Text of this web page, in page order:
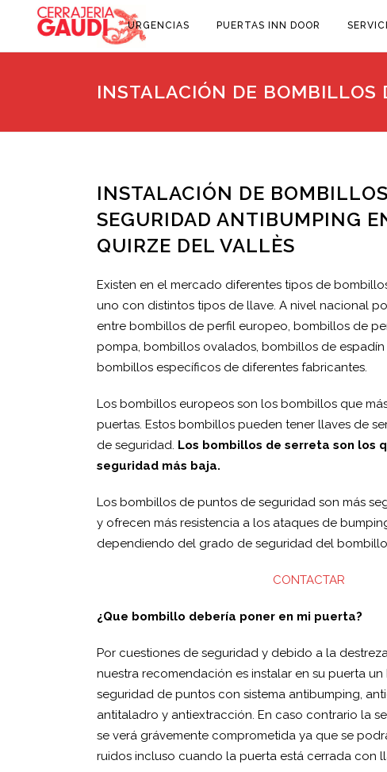
URGENCIAS PUERTAS INN DOOR
INSTALACIÓN DE BOMBILLOS
INSTALACIÓN DE
SEGURIDAD ANTIBUMPING
QUIRZE DEL VALLÈS
Existen en el mercado diferentes tipos de
uno con distintos tipos de llave. A nivel nacional
entre bombillos de perfil europeo, bombillos de
pompa, bombillos ovalados, bombillos de
bombillos específicos de diferentes fabricantes.
Los bombillos europeos son los bombillos que
puertas. Estos bombillos pueden tener llaves de
de seguridad. Los bombillos de serreta son los
seguridad más baja.
Los bombillos de puntos de seguridad son más
y ofrecen más resistencia a los ataques de
dependiendo del grado de seguridad del
CONTACTAR
¿Que bombillo debería poner en mi puerta?
Por cuestiones de seguridad y debido a la
nuestra recomendación es instalar en su puerta
seguridad de puntos con sistema antibumping,
antitaladro y antiextracción. En caso contrario la
se verá grávemente comprometida ya que se
ruidos incluso cuando la puerta está cerrada con